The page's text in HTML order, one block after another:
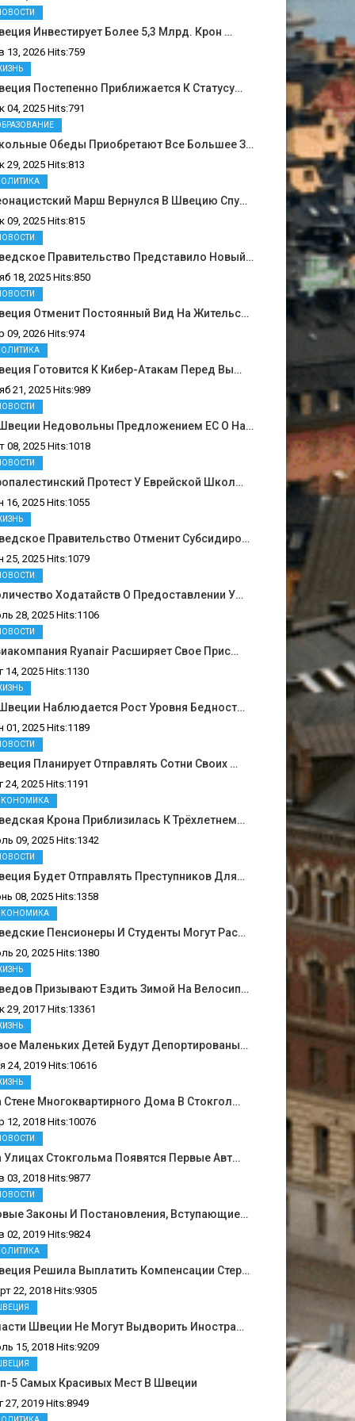
Инвестирует Более 5,3 Млрд. Крон …
13, 2026 Hits:759
Постепенно Приближается К Статусу…
04, 2025 Hits:791
Обеды Приобретают Все Большее З…
29, 2025 Hits:813
Марш Вернулся В Швецию Спу…
09, 2025 Hits:815
Правительство Представило Новый…
18, 2025 Hits:850
Отменит Постоянный Вид На Жительс…
09, 2026 Hits:974
Готовится К Кибер-Атакам Перед Вы…
21, 2025 Hits:989
Недовольны Предложением ЕС О На…
08, 2025 Hits:1018
Протест У Еврейской Школ…
16, 2025 Hits:1055
Правительство Отменит Субсидиро…
25, 2025 Hits:1079
Ходатайств О Предоставлении У…
28, 2025 Hits:1106
Ryanair Расширяет Свое Прис…
14, 2025 Hits:1130
Наблюдается Рост Уровня Бедност…
01, 2025 Hits:1189
Планирует Отправлять Сотни Своих …
24, 2025 Hits:1191
Крона Приблизилась К Трёхлетнем…
09, 2025 Hits:1342
Будет Отправлять Преступников Для…
08, 2025 Hits:1358
Пенсионеры И Студенты Могут Рас…
20, 2025 Hits:1380
Призывают Ездить Зимой На Велосип…
29, 2017 Hits:13361
Маленьких Детей Будут Депортированы…
24, 2019 Hits:10616
Стене Многоквартирного Дома В Стокгол…
12, 2018 Hits:10076
Улицах Стокгольма Появятся Первые Авт…
03, 2018 Hits:9877
Законы И Постановления, Вступающие…
02, 2019 Hits:9824
Решила Выплатить Компенсации Стер…
22, 2018 Hits:9305
Швеции Не Могут Выдворить Иностра…
15, 2018 Hits:9209
ШВЕЦИЯ
5 Самых Красивых Мест В Швеции
27, 2019 Hits:8949
ШВЕЦИЯ